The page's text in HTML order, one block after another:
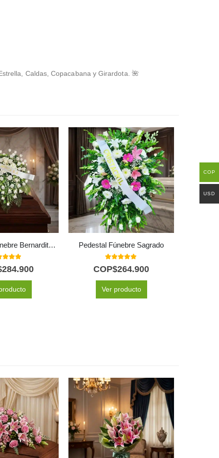
Caldas, Copacabana y Girardota. 🌺
Cubre Caja Fúnebre Bernardita: Un Manto de Paz y Amor 🕊️
284.900
Pedestal Fúnebre Sagrado
5.00
COP$264.900
Ver producto
COP
USD